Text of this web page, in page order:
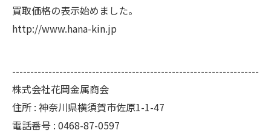
買取価格の表示始めました。
http://www.hana-kin.jp
--------------------------------------------------------------------
株式会社花岡金属商会
住所 : 神奈川県横須賀市佐原1-1-47
電話番号 : 0468-87-0597